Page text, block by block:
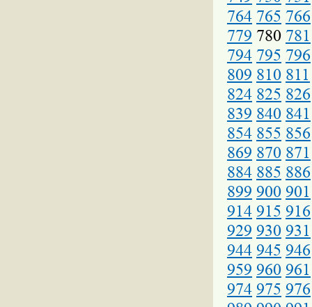
764 765 766
779 780 781
794 795 796
809 810 811
824 825 826
839 840 841
854 855 856
869 870 871
884 885 886
899 900 901
914 915 916
929 930 931
944 945 946
959 960 961
974 975 976